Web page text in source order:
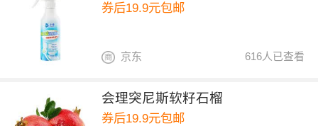
券后19.9元包邮
616人已查看
京东
会理突尼斯软籽石榴
券后19.9元包邮